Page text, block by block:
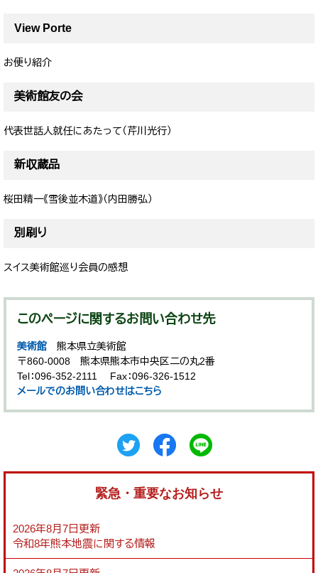
View Porte
お便り紹介
美術館友の会
代表世話人就任にあたって（芹川光行）
新収蔵品
桜田精一《雪後並木道》（内田勝弘）
別刷り
スイス美術館巡り会員の感想
このページに関するお問い合わせ先
美術館
熊本県立美術館
〒860-0008
熊本県熊本市中央区二の丸2番
Tel：096-352-2111
Fax：096-326-1512
メールでのお問い合わせはこちら
緊急・重要なお知らせ
2026年8月7日更新
令和8年熊本地震に関する情報